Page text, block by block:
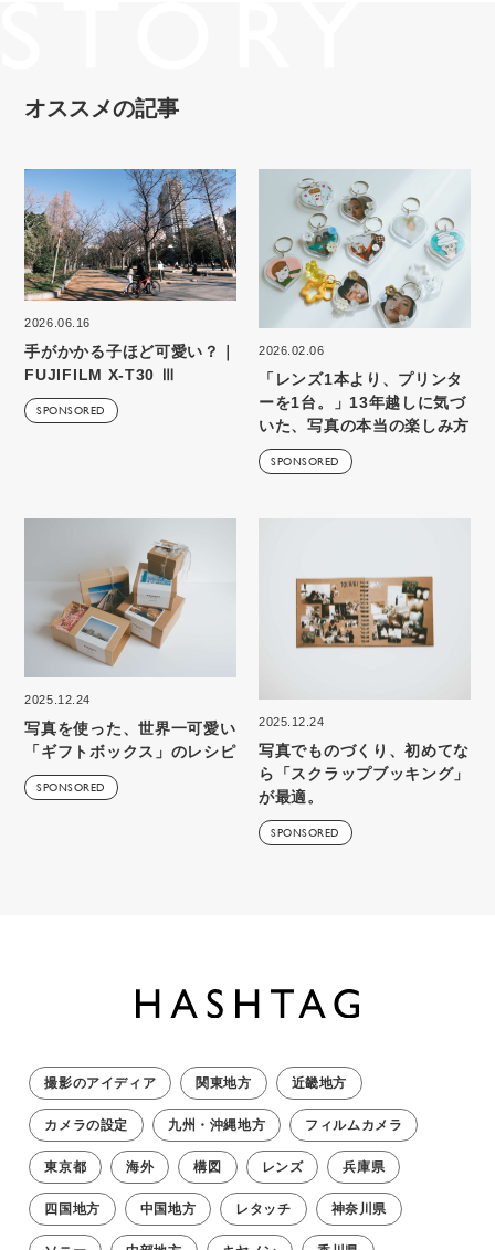
オススメの記事
2026.06.16
手がかかる子ほど可愛い？｜
FUJIFILM X-T30 Ⅲ
SPONSORED
2026.02.06
「レンズ1本より、プリンタ
ーを1台。」13年越しに気づ
いた、写真の本当の楽しみ方
SPONSORED
2025.12.24
写真を使った、世界一可愛い
「ギフトボックス」のレシピ
SPONSORED
2025.12.24
写真でものづくり、初めてな
ら「スクラップブッキング」
が最適。
SPONSORED
撮影のアイディア 関東地方 近畿地方
カメラの設定 九州・沖縄地方 フィルムカメラ
東京都 海外 構図 レンズ 兵庫県
四国地方 中国地方 レタッチ 神奈川県